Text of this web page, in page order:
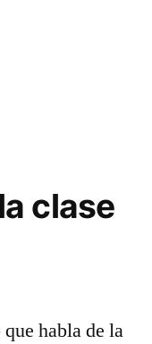
clase
habla de la